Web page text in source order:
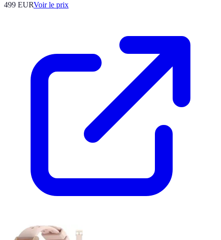
499 EURVoir le prix